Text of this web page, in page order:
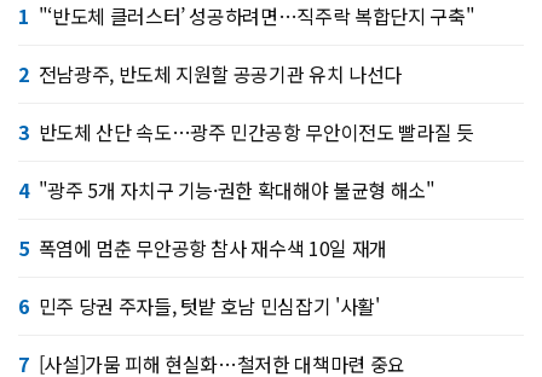
1 "‘반도체 클러스터’ 성공하려면…직주락 복합단지 구축"
2 전남광주, 반도체 지원할 공공기관 유치 나선다
3 반도체 산단 속도…광주 민간공항 무안이전도 빨라질 듯
4 "광주 5개 자치구 기능·권한 확대해야 불균형 해소"
5 폭염에 멈춘 무안공항 참사 재수색 10일 재개
6 민주 당권 주자들, 텃밭 호남 민심잡기 '사활'
7 [사설]가뭄 피해 현실화…철저한 대책마련 중요